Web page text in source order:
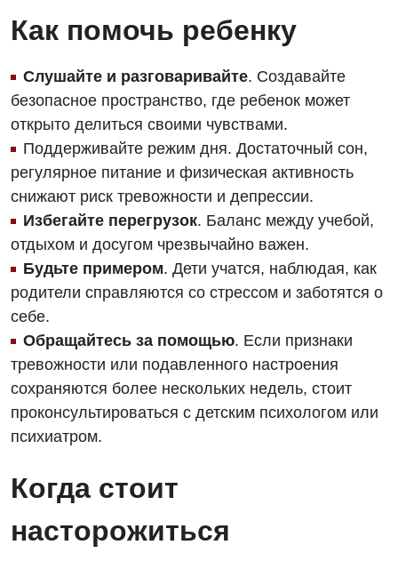
УЗИ
Для взрослых
Акушерство и гинекология
Аллергология, иммунология
Андрология
Бесплатные услуги
Вакцинация
Гастроэнтерология
Гинекологическое отделение
Дерматовенерология
Диетология
Кардиология
Кардиохирургия
Отделение неотложных состояний
Офтальмологическое отделение
Скорая медицинская помощь
Терапевтическое отделение
Травматологическое отделение
Урологическое отделение
Хирургическое отделение
Украинский
Русский
Как помочь ребенку
Слушайте и разговаривайте. Создавайте
безопасное пространство, где ребенок может
открыто делиться своими чувствами.
Поддерживайте режим дня. Достаточный сон,
регулярное питание и физическая активность
снижают риск тревожности и депрессии.
Избегайте перегрузок. Баланс между учебой,
отдыхом и досугом чрезвычайно важен.
Будьте примером. Дети учатся, наблюдая, как
родители справляются со стрессом и заботятся о
себе.
Обращайтесь за помощью. Если признаки
тревожности или подавленного настроения
сохраняются более нескольких недель, стоит
проконсультироваться с детским психологом или
психиатром.
Когда стоит
насторожиться